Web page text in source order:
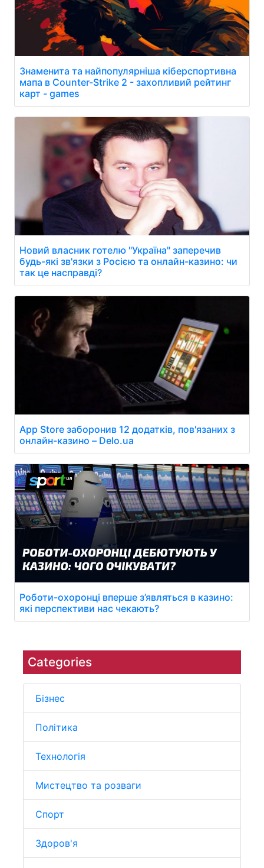
Categories
Бізнес
Політика
Технологія
Мистецтво та розваги
Спорт
Здоров'я
Знаменита та найпопулярніша кіберспортивна
мапа в Counter-Strike 2 - захопливий рейтинг
карт - games
Новий власник готелю "Україна" заперечив
будь-які зв'язки з Росією та онлайн-казино: чи
так це насправді?
App Store заборонив 12 додатків, пов'язаних з
онлайн-казино – Delo.ua
Роботи-охоронці вперше з’являться в казино:
які перспективи нас чекають?